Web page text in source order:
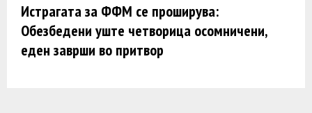
Истрагата за ФФМ се проширува:
Обезбедени уште четворица осомничени,
еден заврши во притвор